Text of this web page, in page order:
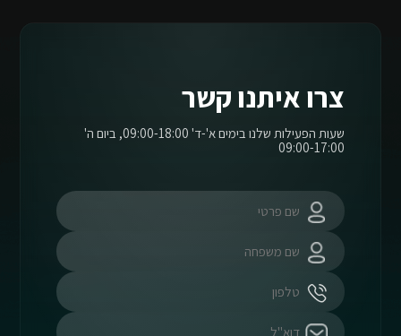
צרו איתנו קשר
שעות הפעילות שלנו בימים א'-ד' 09:00-18:00, ביום ה'
09:00-17:00